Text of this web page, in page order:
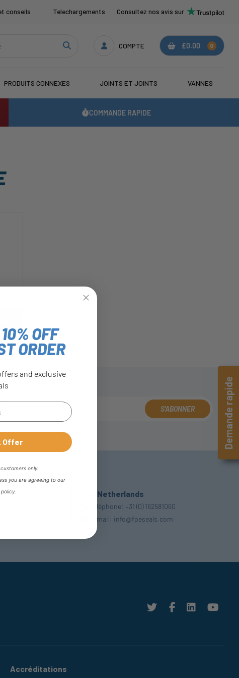
conseils Telechargements Consultez nos avis sur
COMPTE £0.00 0
PRODUITS CONNEXES JOINTS ET JOINTS VANNES
COMMANDE RAPIDE
S'ABONNER
The Netherlands
Téléphone: +31 (0) 162581060
E-mail: info@fpeseals.com
Accréditations
Demande rapide
10% OFF
ORDER
and exclusive
Offer
only.
you are agreeing to our